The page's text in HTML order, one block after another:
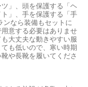
」、頭を保護する「ヘ
」、手を保護する「手
なら装備もセットに
意する必要はありませ
大丈夫な動きやすい服
も低いので、寒い時期
や長靴を履いてくださ